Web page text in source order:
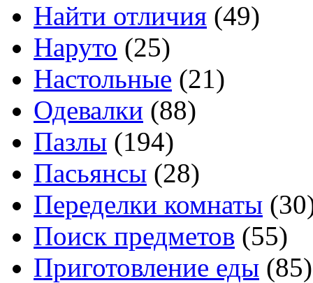
Найти отличия (49)
Наруто (25)
Настольные (21)
Одевалки (88)
Пазлы (194)
Пасьянсы (28)
Переделки комнаты
Поиск предметов (55)
Приготовление еды (85)